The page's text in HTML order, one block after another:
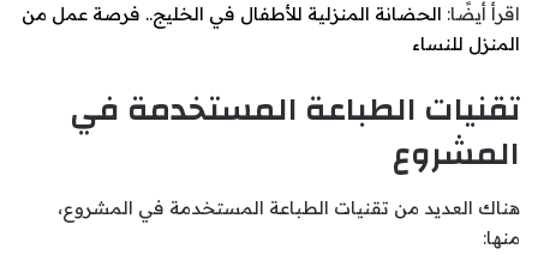
اقرأ أيضًا: الحضانة المنزلية للأطفال في الخليج.. فرصة عمل من
المنزل للنساء
تقنيات الطباعة المستخدمة في
المشروع
هناك العديد من تقنيات الطباعة المستخدمة في المشروع،
منها: